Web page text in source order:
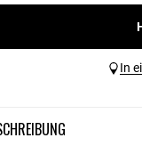
In